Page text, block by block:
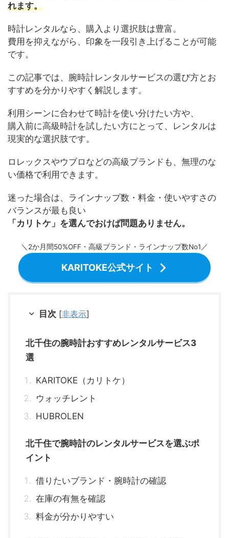
れます。
時計レンタルなら、購入より選択肢は豊富。
費用を抑えながら、印象を一段引き上げることが可能
です。
この記事では、腕時計レンタルサービスの選び方とお
すすめを分かりやすく解説します。
利用シーンに合わせて時計を使い分けたい方や、
購入前に高級時計を試したい方にとって、レンタルは
現実的な選択肢です。
ロレックスやウブロなどの高級ブランドも、無理のな
い価格で利用できます。
迷った場合は、ラインナップ数・料金・使いやすさの
バランスが最も良い
「カリトケ」を選んでおけば問題ありません。
＼2か月間50%OFF・高級ブランド・ラインナップ数No1／
KARITOKE公式サイト
目次 [非表示]
北千住の腕時計おすすめレンタルサービス3
選
KARITOKE（カリトケ）
ウォッチレント
HUBROLEN
北千住で腕時計のレンタルサービスを選ぶポ
イント
借りたいブランド・腕時計の確認
在庫の有無を確認
料金が分かりやすい